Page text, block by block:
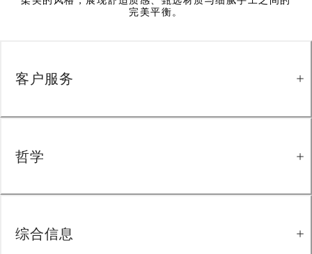
完美平衡。
客户服务
哲学
综合信息